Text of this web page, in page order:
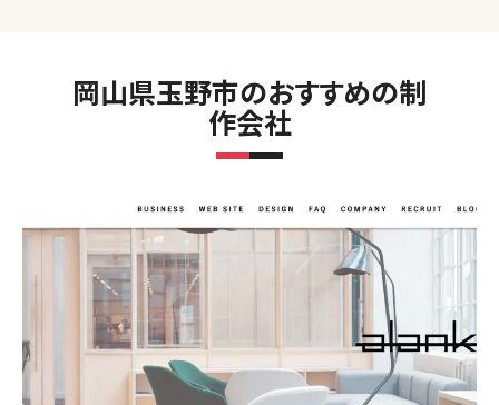
岡山県玉野市のおすすめの制
作会社